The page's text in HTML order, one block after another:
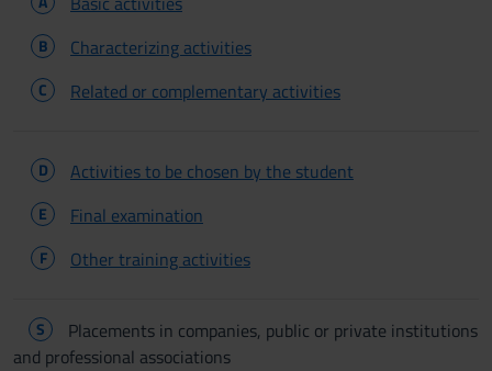
B Characterizing activities
C Related or complementary activities
D Activities to be chosen by the student
E Final examination
F Other training activities
S
Placements in companies, public or private institutions
and professional associations